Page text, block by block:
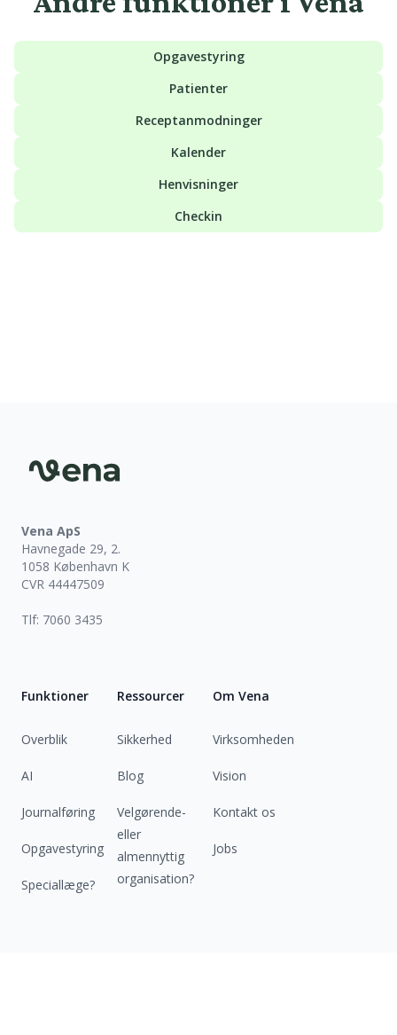
Opgavestyring
Patienter
Receptanmodninger
Kalender
Henvisninger
Checkin
Vena ApS
Havnegade 29, 2.
1058 København K
CVR 44447509
Tlf: 7060 3435
Funktioner
Overblik
AI
Journalføring
Opgavestyring
Speciallæge?
Ressourcer
Sikkerhed
Blog
Velgørende-
eller
almennyttig
organisation?
Om Vena
Virksomheden
Vision
Kontakt os
Jobs